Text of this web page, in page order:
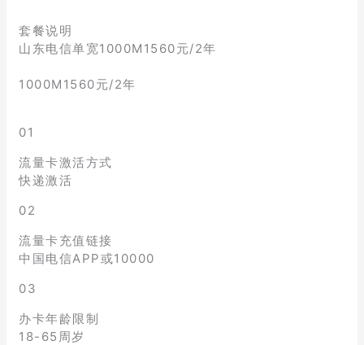
套餐说明
山东电信单宽1000M1560元/2年
1000M1560元/2年
01
流量卡激活方式
快递激活
02
流量卡充值链接
中国电信APP或10000
03
办卡年龄限制
18-65周岁